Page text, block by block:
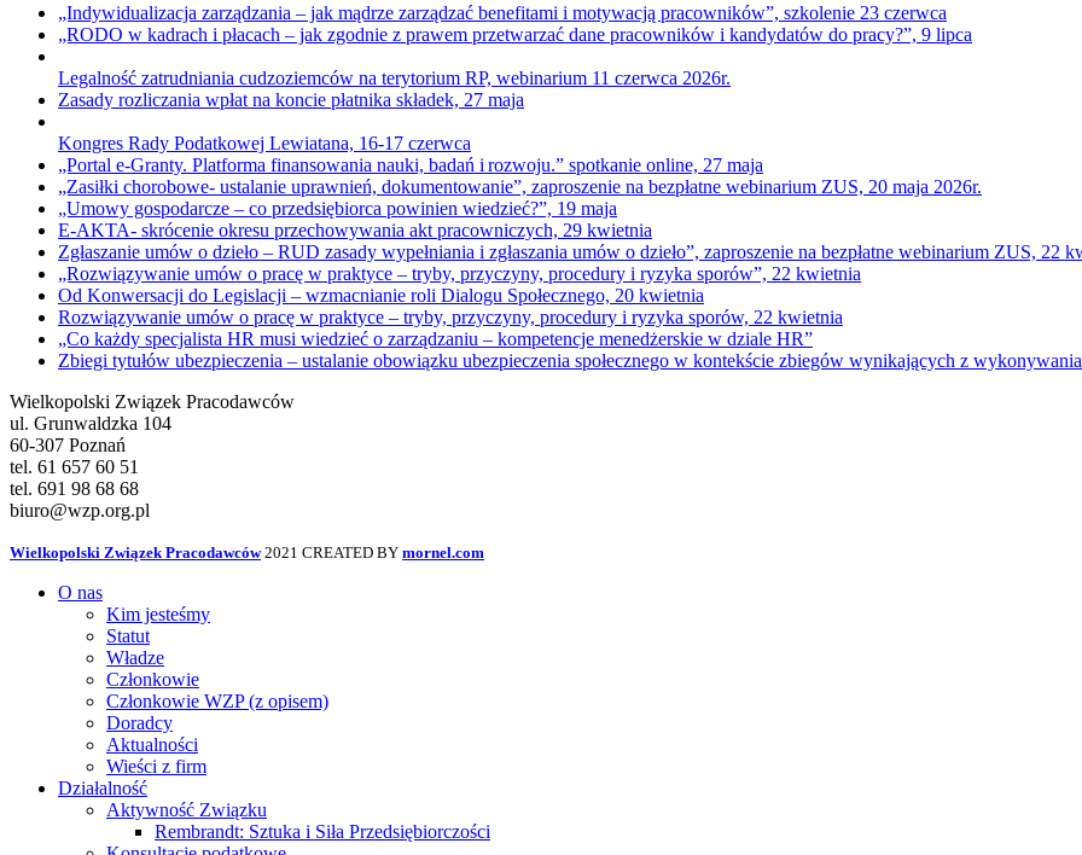
„Indywidualizacja zarządzania – jak mądrze zarządzać benefitami i motywacją pracowników”, szkolenie 23 czerwca
„RODO w kadrach i płacach – jak zgodnie z prawem przetwarzać dane pracowników i kandydatów do pracy?”, 9 lipca
Legalność zatrudniania cudzoziemców na terytorium RP, webinarium 11 czerwca 2026r.
Zasady rozliczania wpłat na koncie płatnika składek, 27 maja
Kongres Rady Podatkowej Lewiatana, 16-17 czerwca
„Portal e-Granty. Platforma finansowania nauki, badań i rozwoju.” spotkanie online, 27 maja
„Zasiłki chorobowe- ustalanie uprawnień, dokumentowanie”, zaproszenie na bezpłatne webinarium ZUS, 20 maja 2026r.
„Umowy gospodarcze – co przedsiębiorca powinien wiedzieć?”, 19 maja
E-AKTA- skrócenie okresu przechowywania akt pracowniczych, 29 kwietnia
Zgłaszanie umów o dzieło – RUD zasady wypełniania i zgłaszania umów o dzieło”, zaproszenie na bezpłatne webinarium ZUS, 22
„Rozwiązywanie umów o pracę w praktyce – tryby, przyczyny, procedury i ryzyka sporów”, 22 kwietnia
Od Konwersacji do Legislacji – wzmacnianie roli Dialogu Społecznego, 20 kwietnia
Rozwiązywanie umów o pracę w praktyce – tryby, przyczyny, procedury i ryzyka sporów, 22 kwietnia
„Co każdy specjalista HR musi wiedzieć o zarządzaniu – kompetencje menedżerskie w dziale HR”
Zbiegi tytułów ubezpieczenia – ustalanie obowiązku ubezpieczenia społecznego w kontekście zbiegów wynikających z
Wielkopolski Związek Pracodawców
ul. Grunwaldzka 104
60-307 Poznań
tel. 61 657 60 51
tel. 691 98 68 68
biuro@wzp.org.pl
Wielkopolski Związek Pracodawców 2021 CREATED BY mornel.com
O nas
Kim jesteśmy
Statut
Władze
Członkowie
Członkowie WZP (z opisem)
Doradcy
Aktualności
Wieści z firm
Działalność
Aktywność Związku
Rembrandt: Sztuka i Siła Przedsiębiorczości